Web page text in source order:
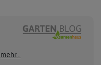
Asien Chilipflanzen
Habaneropflanzen
Jalapenopflanzen
Culinaris - Saatgut für
De Bolster Bio-Samen
mehr...